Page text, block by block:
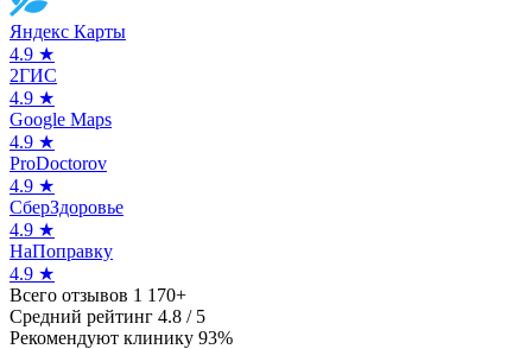
Яндекс Карты
4.9 ★
2ГИС
4.9 ★
Google Maps
4.9 ★
ProDoctorov
4.9 ★
СберЗдоровье
4.9 ★
НаПоправку
4.9 ★
Всего отзывов 1 170+
Средний рейтинг 4.8 / 5
Рекомендуют клинику 93%